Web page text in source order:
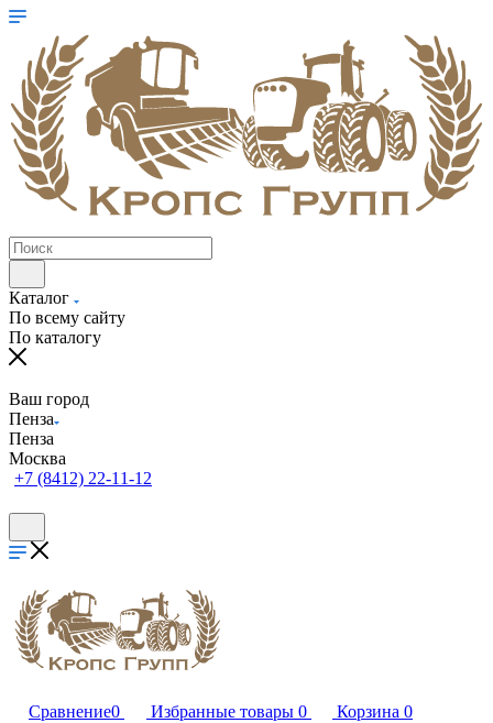
Каталог
По всему сайту
По каталогу
Ваш город
Пенза
Пенза
Москва
+7 (8412) 22-11-12
Сравнение0 Избранные товары 0 Корзина 0